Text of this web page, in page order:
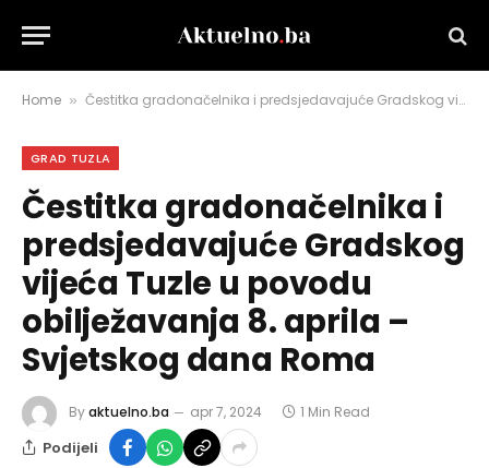
Home » Čestitka gradonačelnika i predsjedavajuće Gradskog vijeća Tuzle u povodu obilježavanja 8. aprila – Svjetskog dana Roma
GRAD TUZLA
Čestitka gradonačelnika i
predsjedavajuće Gradskog
vijeća Tuzle u povodu
obilježavanja 8. aprila –
Svjetskog dana Roma
Byaktuelno.ba apr 7, 2024 1 Min Read
Podijeli